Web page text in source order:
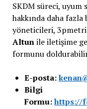
SKDM süreci,
hakkında daha
yöneticileri,
Altunile iletişime
formunu
E-posta:
Bilgi
Formu:https://